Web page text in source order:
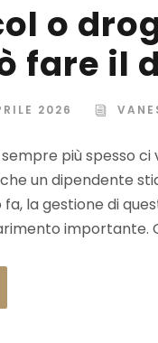
o
fare il
2026
più spesso
un dipendente
la gestione di
importante.